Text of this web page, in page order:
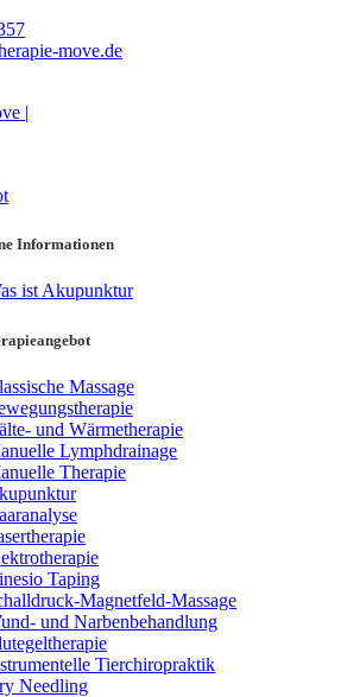
move.de
Informationen
ist Akupunktur
Massage
und Wärmetherapie
Lymphdrainage
Therapie
Taping
Magnetfeld-Massage
und Narbenbehandlung
Tierchiropraktik
Needling